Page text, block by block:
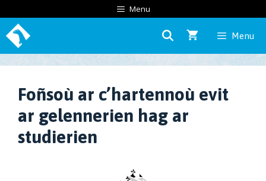
content
Menu
Menu
Foñsoù ar c’hartennoù evit
ar gelennerien hag ar
studierien